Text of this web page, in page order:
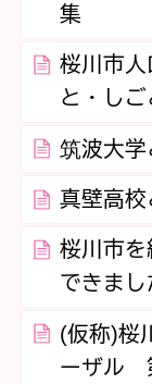
集
桜川市
と・し
筑波大学
真壁高校
桜川市
できまし
(仮称)桜
ーザル